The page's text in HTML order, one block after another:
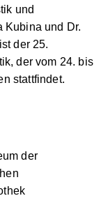
und
Kubina und Dr.
der 25.
der vom 24. bis
stattfindet.
der